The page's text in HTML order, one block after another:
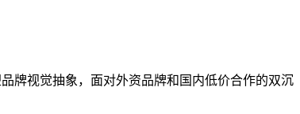
牌视觉抽象，面对外资品牌和国内低价合作的双沉